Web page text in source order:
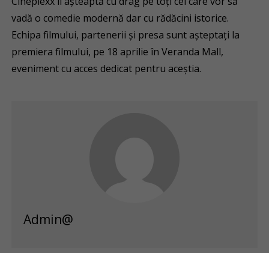
vadă o comedie modernă dar cu rădăcini istorice.
Echipa filmului, partenerii și presa sunt așteptați la
premiera filmului, pe 18 aprilie în Veranda Mall,
eveniment cu acces dedicat pentru aceștia.
Admin@